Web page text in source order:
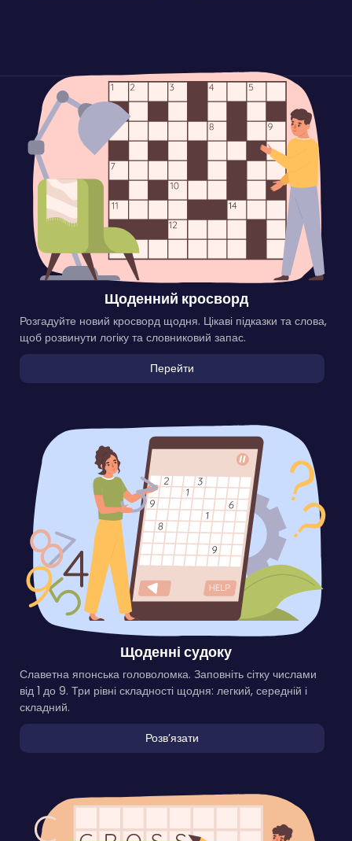
Щоденний кросворд
Розгадуйте новий кросворд щодня. Цікаві підказки та слова,
щоб розвинути логіку та словниковий запас.
Перейти
Щоденні судоку
Славетна японська головоломка. Заповніть сітку числами
від 1 до 9. Три рівні складності щодня: легкий, середній і
складний.
Розвʼязати